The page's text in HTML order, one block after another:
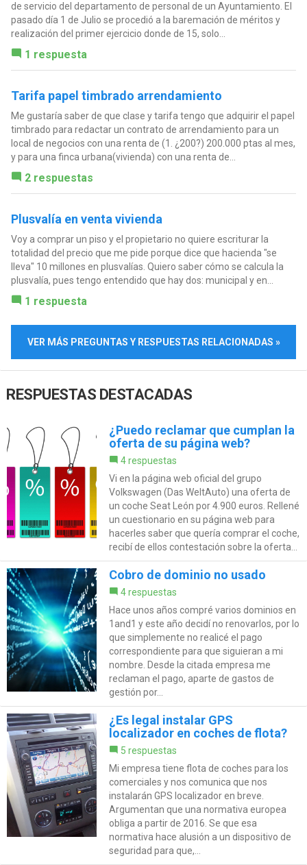
de servicio del departamento de personal de un Ayuntamiento. El
pasado día 1 de Julio se procedió a la baremación de méritos y
realización del primer ejercicio donde de 15, solo...
1 respuesta
Tarifa papel timbrado arrendamiento
Me gustaría saber de que clase y tarifa tengo que adquirir el papel
timbrado para redactar un contrato de arrendamiento para un
local de negocios con una renta de (1. ¿200?) 200.000 ptas al mes,
y para una finca urbana(vivienda) con una renta de...
2 respuestas
Plusvalía en venta vivienda
Voy a comprar un piso y el propietario no quiere escriturar la
totalidad del precio que me pide porque dice que hacienda "se
lleva" 10 millones en plusvalías. Quiero saber cómo se calcula la
plusvalía, pues tengo entendido que hay dos: municipal y en...
1 respuesta
VER MÁS PREGUNTAS Y RESPUESTAS RELACIONADAS »
RESPUESTAS DESTACADAS
¿Puedo reclamar que cumplan la
oferta de su página web?
4 respuestas
Vi en la página web oficial del grupo
Volkswagen (Das WeltAuto) una oferta de
un coche Seat León por 4.900 euros. Rellené
un cuestionario en su página web para
hacerles saber que quería comprar el coche,
recibí de ellos contestación sobre la oferta...
Cobro de dominio no usado
4 respuestas
Hace unos años compré varios dominios en
1and1 y este año decidí no renovarlos, por lo
que simplemente no realicé el pago
correspondiente para que siguieran a mi
nombre. Desde la citada empresa me
reclaman el pago, aparte de gastos de
gestión por...
¿Es legal instalar GPS
localizador en coches de flota?
5 respuestas
Mi empresa tiene flota de coches para los
comerciales y nos comunica que nos
instalarán GPS localizador en breve.
Argumentan que una normativa europea
obliga a partir de 2016. Se que esa
normativa hace alusión a un dispositivo de
seguridad para que,...